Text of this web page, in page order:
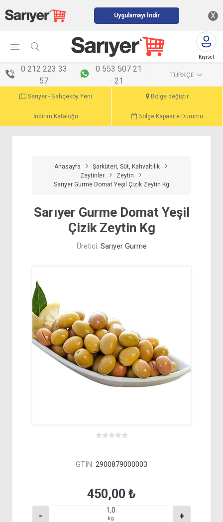
Uygulamayı İndir X
Kişisel
0 212 223 33
57
0 553 507 21
21
TÜRKÇE
Sarıyer - Bahçeköy Yeni Bölge değiştir
İndirim Kataloğu Bölge Kapasite Durumu
Anasayfa
Şarküteri, Süt, Kahvaltılık
Zeytinler
Zeytin
Sarıyer Gurme Domat Yeşil Çizik Zeytin Kg
Sarıyer Gurme Domat Yeşil
Çizik Zeytin Kg
Üretici: Sarıyer Gurme
GTIN: 2900879000003
450,00 ₺
- kg +